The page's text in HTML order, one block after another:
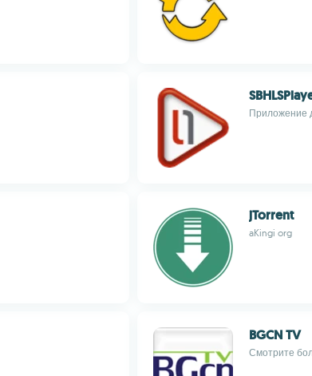
Приложение
jTorrent
aKingi org
BGCN TV
Смотрите